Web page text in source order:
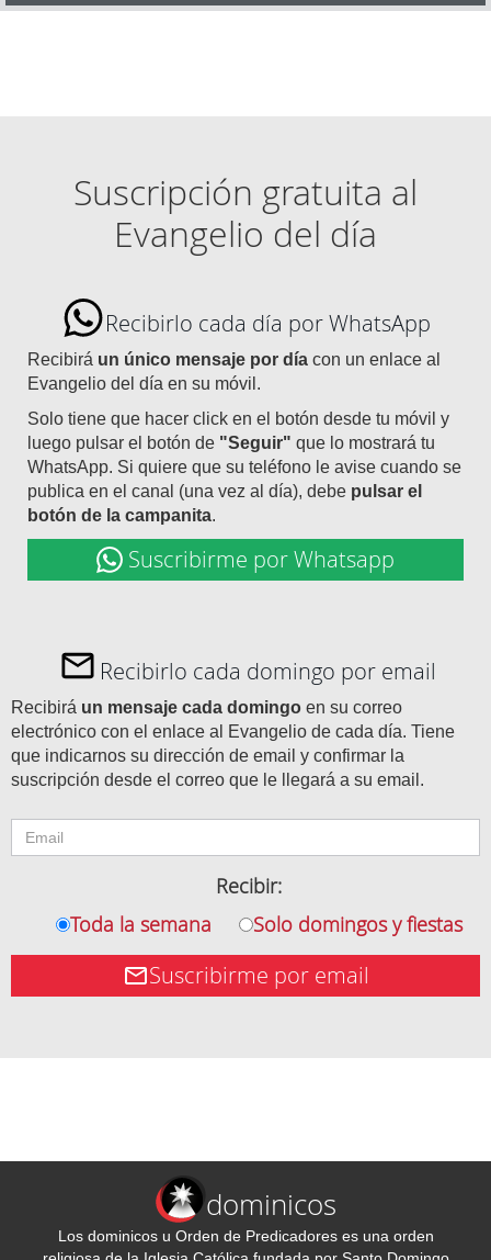
Suscripción gratuita al
Evangelio del día
Recibirlo cada día por WhatsApp
Recibirá un único mensaje por día con un enlace al
Evangelio del día en su móvil.
Solo tiene que hacer click en el botón desde tu móvil y
luego pulsar el botón de "Seguir" que lo mostrará tu
WhatsApp. Si quiere que su teléfono le avise cuando se
publica en el canal (una vez al día), debe pulsar el
botón de la campanita.
Suscribirme por Whatsapp
Recibirlo cada domingo por email
Recibirá un mensaje cada domingo en su correo
electrónico con el enlace al Evangelio de cada día. Tiene
que indicarnos su dirección de email y confirmar la
suscripción desde el correo que le llegará a su email.
Recibir:
Toda la semana
Solo domingos y fiestas
Suscribirme por email
dominicos
Los dominicos u Orden de Predicadores es una orden